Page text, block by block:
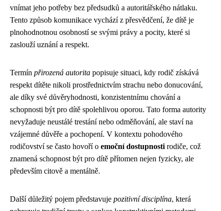
vnímat jeho potřeby bez předsudků a autoritářského nátlaku.
Tento způsob komunikace vychází z přesvědčení, že dítě je
plnohodnotnou osobností se svými právy a pocity, které si
zaslouží uznání a respekt.
Termín přirozená autorita popisuje situaci, kdy rodič získává
respekt dítěte nikoli prostřednictvím strachu nebo donucování,
ale díky své důvěryhodnosti, konzistentnímu chování a
schopnosti být pro dítě spolehlivou oporou. Tato forma autority
nevyžaduje neustálé trestání nebo odměňování, ale staví na
vzájemné důvěře a pochopení. V kontextu pohodového
rodičovství se často hovoří o emoční dostupnosti rodiče, což
znamená schopnost být pro dítě přítomen nejen fyzicky, ale
především citově a mentálně.
Další důležitý pojem představuje pozitivní disciplína, která